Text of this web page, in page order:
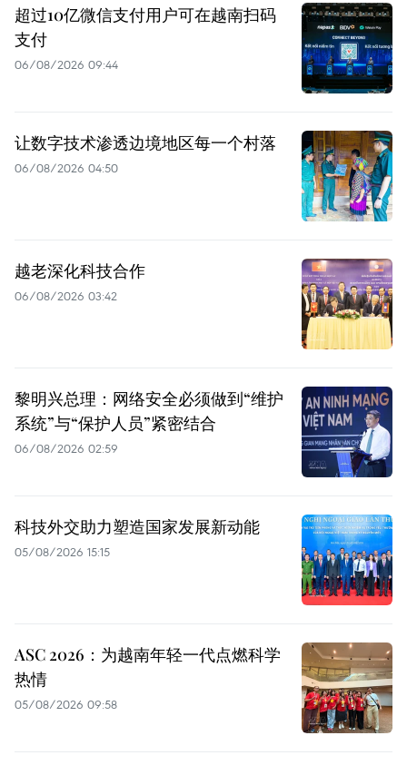
超过10亿微信支付用户可在越南扫码
支付
06/08/2026 09:44
让数字技术渗透边境地区每一个村落
06/08/2026 04:50
越老深化科技合作
06/08/2026 03:42
黎明兴总理：网络安全必须做到“维护
系统”与“保护人员”紧密结合
06/08/2026 02:59
科技外交助力塑造国家发展新动能
05/08/2026 15:15
ASC 2026：为越南年轻一代点燃科学
热情
05/08/2026 09:58